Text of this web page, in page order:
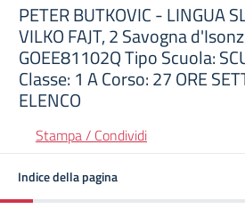
PETER BUTKOVIC - LINGUA
VILKO FAJT, 2 Savogna
GOEE81102Q Tipo Scuola:
Classe: 1 A Corso: 27 ORE
ELENCO
Stampa / Condividi
Indice della pagina